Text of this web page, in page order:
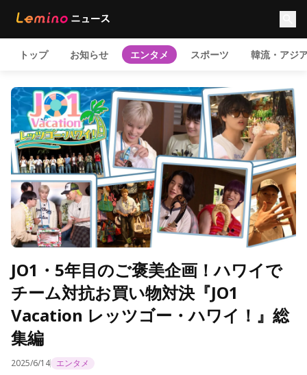
トップ お知らせ エンタメ スポーツ 韓流・アジ
JO1・5年目のご褒美企画！ハワイで
チーム対抗お買い物対決『JO1
Vacation レッツゴー・ハワイ！』総
集編
2025/6/14 エンタメ